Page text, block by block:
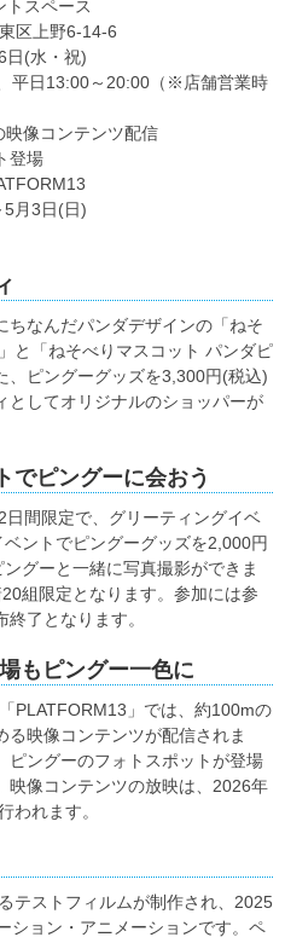
トスペース
区上野6-14-6
日(水・祝)
平日13:00～20:00（※店舗営業時
像コンテンツ配信
登場
月3日(日)
ちなんだパンダデザインの「ねそ
と「ねそべりマスコット パンダピ
、ピングーグッズを3,300円(税込)
としてオリジナルのショッパーが
でピングーに会おう
間限定で、グリーティングイベ
ントでピングーグッズを2,000円
グーと一緒に写真撮影ができま
組限定となります。参加には参
了となります。
もピングー一色に
PLATFORM13」では、約100mの
映像コンテンツが配信されま
ピングーのフォトスポットが登場
映像コンテンツの放映は、2026年
われます。
テストフィルムが制作され、2025
ション・アニメーションです。ペ